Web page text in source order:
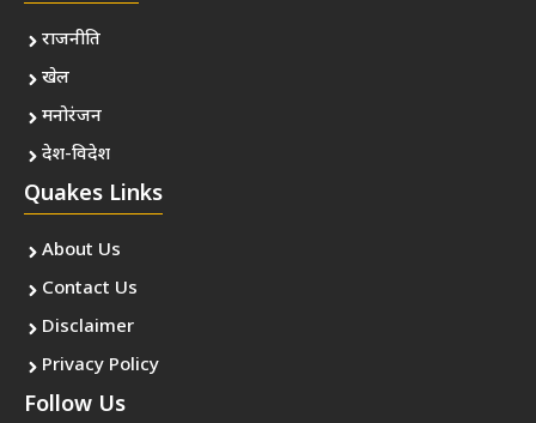
राजनीति
खेल
मनोरंजन
देश-विदेश
Quakes Links
About Us
Contact Us
Disclaimer
Privacy Policy
Follow Us